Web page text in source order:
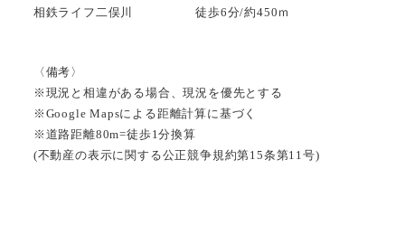
相鉄ライフ二俣川 徒歩6分/約450ｍ
〈備考〉
※現況と相違がある場合、現況を優先とする
※Google Mapsによる距離計算に基づく
※道路距離80m=徒歩1分換算
(不動産の表示に関する公正競争規約第15条第11号)